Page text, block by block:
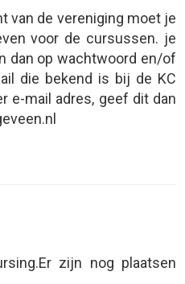
van de vereniging moet je
voor de cursussen. je
dan op wachtwoord en/of
die bekend is bij de KC
e-mail adres, geef dit dan
zijn nog plaatsen